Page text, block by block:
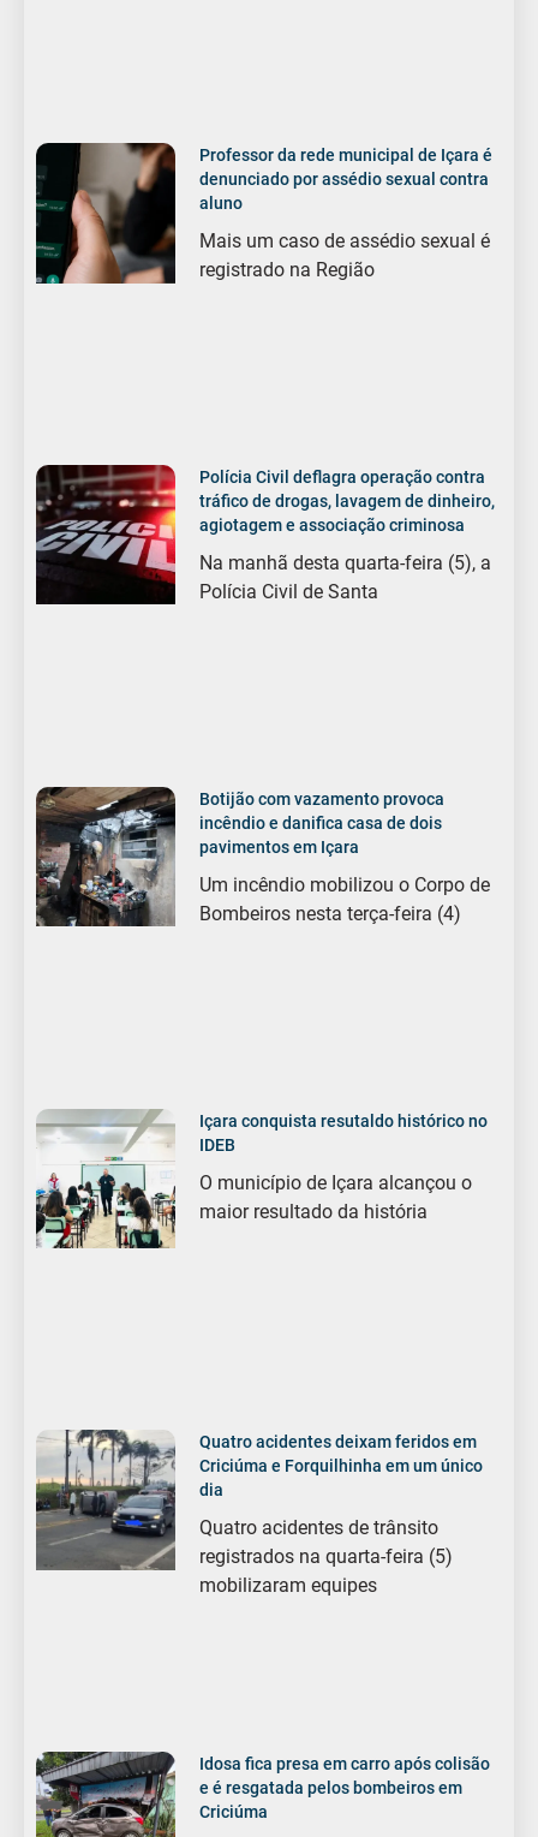
Professor da rede municipal de Içara é
denunciado por assédio sexual contra
aluno
Mais um caso de assédio sexual é
registrado na Região
Polícia Civil deflagra operação contra
tráfico de drogas, lavagem de dinheiro,
agiotagem e associação criminosa
Na manhã desta quarta-feira (5), a
Polícia Civil de Santa
Botijão com vazamento provoca
incêndio e danifica casa de dois
pavimentos em Içara
Um incêndio mobilizou o Corpo de
Bombeiros nesta terça-feira (4)
Içara conquista resutaldo histórico no
IDEB
O município de Içara alcançou o
maior resultado da história
Quatro acidentes deixam feridos em
Criciúma e Forquilhinha em um único
dia
Quatro acidentes de trânsito
registrados na quarta-feira (5)
mobilizaram equipes
Idosa fica presa em carro após colisão
e é resgatada pelos bombeiros em
Criciúma